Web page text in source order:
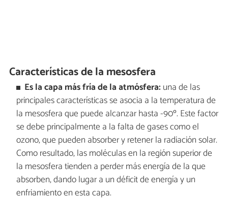
Características de la mesosfera
Es la capa más fría de la atmósfera: una de las
principales características se asocia a la temperatura de
la mesosfera que puede alcanzar hasta -90º. Este factor
se debe principalmente a la falta de gases como el
ozono, que pueden absorber y retener la radiación solar.
Como resultado, las moléculas en la región superior de
la mesosfera tienden a perder más energía de la que
absorben, dando lugar a un déficit de energía y un
enfriamiento en esta capa.